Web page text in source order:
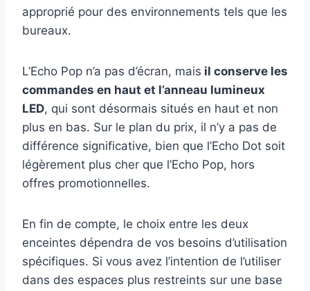
approprié pour des environnements tels que les
bureaux.
L’Echo Pop n’a pas d’écran, mais il conserve les
commandes en haut et l’anneau lumineux
LED, qui sont désormais situés en haut et non
plus en bas. Sur le plan du prix, il n’y a pas de
différence significative, bien que l’Echo Dot soit
légèrement plus cher que l’Echo Pop, hors
offres promotionnelles.
En fin de compte, le choix entre les deux
enceintes dépendra de vos besoins d’utilisation
spécifiques. Si vous avez l’intention de l’utiliser
dans des espaces plus restreints sur une base